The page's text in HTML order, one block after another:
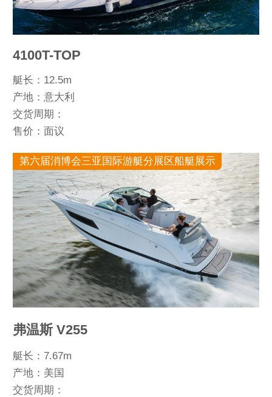
4100T-TOP
艇长：12.5m
产地：意大利
交货周期：
售价：面议
第六届消博会三亚国际游艇分展区船艇展示
弗温斯 V255
艇长：7.67m
产地：美国
交货周期：